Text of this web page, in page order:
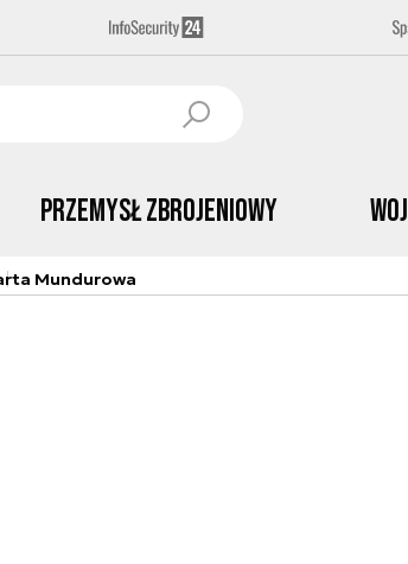
Przemysł Zbrojeniowy
Mundurowa